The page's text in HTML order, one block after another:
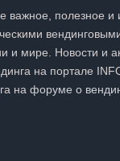
важное, полезное и
и мире. Новости и
на портале
на форуме о